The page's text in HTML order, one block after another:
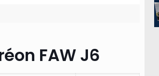
FAW J6